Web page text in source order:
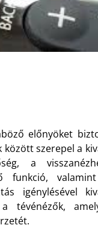
előnyöket
között szerepel a
a
funkció,
igénylésével
tévénézők,